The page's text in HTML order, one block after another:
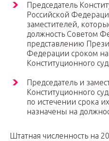
Председатель
Российской
заместителей,
должность Советом
представлению
Федерации сроком на
Конституционного
Председатель и
Конституционного
по истечении срока
назначены на
Штатная численность на